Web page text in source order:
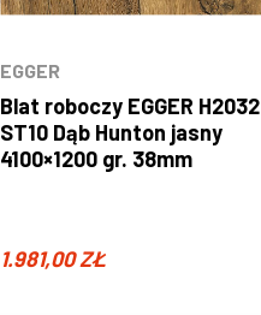
EGGER
Blat roboczy EGGER H2032
ST10 Dąb Hunton jasny
4100×1200 gr. 38mm
1.981,00ZŁ